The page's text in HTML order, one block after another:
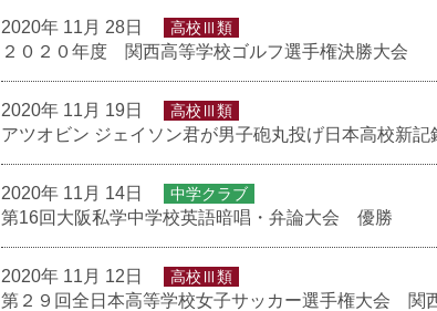
2020年 11月 28日 高校Ⅲ類
２０２０年度 関西高等学校ゴルフ選手権決勝大会
2020年 11月 19日 高校Ⅲ類
アツオビン ジェイソン君が男子砲丸投げ日本高校新
2020年 11月 14日 中学クラブ
第16回大阪私学中学校英語暗唱・弁論大会 優勝
2020年 11月 12日 高校Ⅲ類
第２９回全日本高等学校女子サッカー選手権大会 関